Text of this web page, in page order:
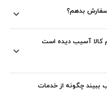
سفارش بدهم؟
کالا آسیب دیده است
ببیند چگونه از خدمات